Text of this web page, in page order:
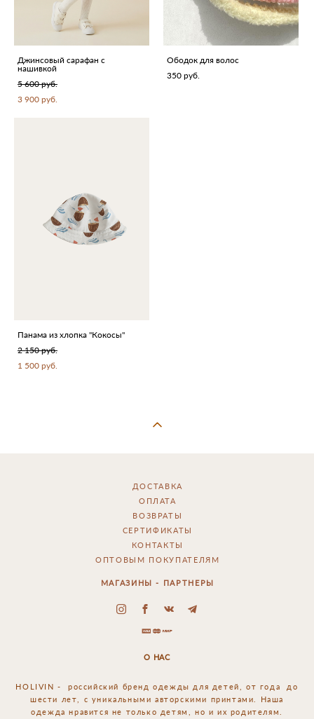
Джинсовый сарафан с
нашивкой
5 600 pуб.
3 900 pуб.
Ободок для волос
350 pуб.
Панама из хлопка "Кокосы"
2 150 pуб.
1 500 pуб.
ДОСТАВКА
ОПЛАТА
ВОЗВРАТЫ
СЕРТИФИКАТЫ
КОНТАКТЫ
ОПТОВЫМ ПОКУПАТЕЛЯМ
МАГАЗИНЫ - ПАРТНЕРЫ
О НАС
HOLIVIN - российский бренд одежды для детей, от года до
шести лет, с уникальными авторскими принтами. Наша
одежда нравится не только детям, но и их родителям.